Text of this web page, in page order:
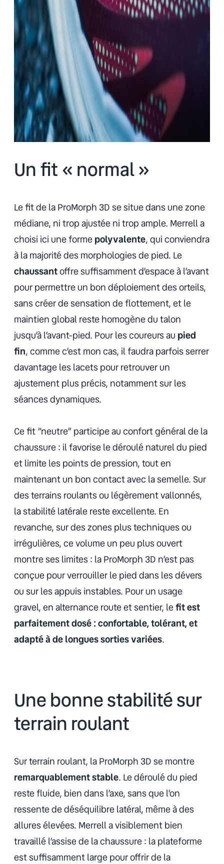
Un fit « normal »
Le fit de la ProMorph 3D se situe dans une zone
médiane, ni trop ajustée ni trop ample. Merrell a
choisi ici une formepolyvalente, qui conviendra
à la majorité des morphologies de pied. Le
chaussantoffre suffisamment d’espace à l’avant
pour permettre un bon déploiement des orteils,
sans créer de sensation de flottement, et le
maintien global reste homogène du talon
jusqu’à l’avant-pied. Pour les coureurs au pied
fin, comme c’est mon cas, il faudra parfois serrer
davantage les lacets pour retrouver un
ajustement plus précis, notamment sur les
séances dynamiques.
Ce fit “neutre” participe au confort général de la
chaussure : il favorise le déroulé naturel du pied
et limite les points de pression, tout en
maintenant un bon contact avec la semelle. Sur
des terrains roulants ou légèrement vallonnés,
la stabilité latérale reste excellente. En
revanche, sur des zones plus techniques ou
irrégulières, ce volume un peu plus ouvert
montre ses limites : la ProMorph 3D n’est pas
conçue pour verrouiller le pied dans les dévers
ou sur les appuis instables. Pour un usage
gravel, en alternance route et sentier, lefit est
parfaitement dosé : confortable, tolérant, et
adapté à de longues sorties variées.
Une bonne stabilité sur
terrain roulant
Sur terrain roulant, la ProMorph 3D se montre
remarquablement stable. Le déroulé du pied
reste fluide, bien dans l’axe, sans que l’on
ressente de déséquilibre latéral, même à des
allures élevées. Merrell a visiblement bien
travaillé l’assise de la chaussure : la plateforme
est suffisamment large pour offrir de la